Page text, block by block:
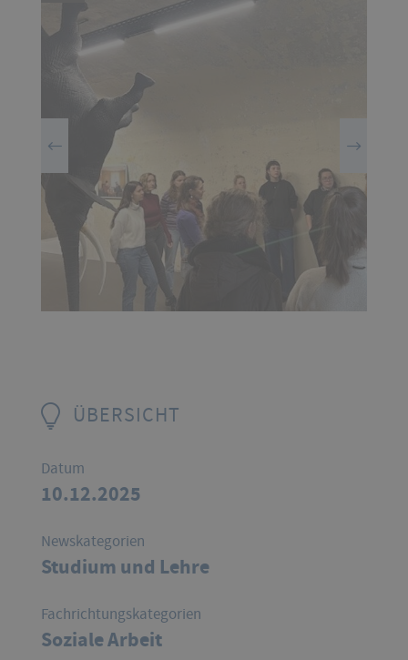
ÜBERSICHT
Datum
10.12.2025
Newskategorien
Studium und Lehre
Fachrichtungskategorien
Soziale Arbeit